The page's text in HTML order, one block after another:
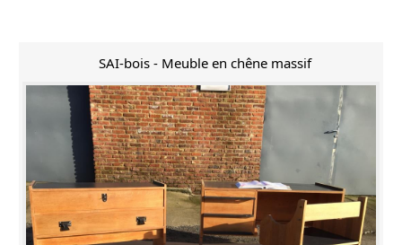
SAI-bois - Meuble en chêne massif